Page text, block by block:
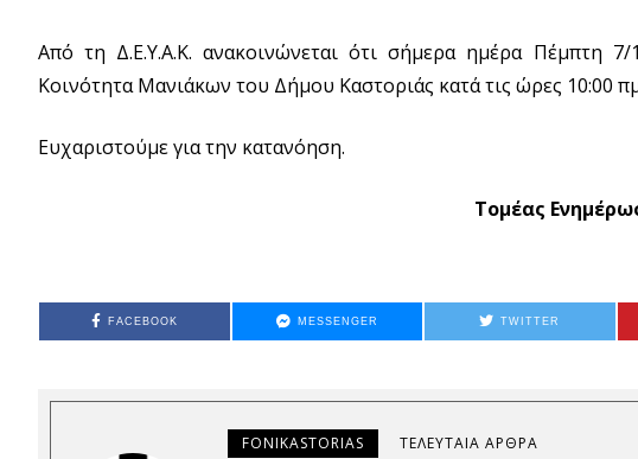
1
/
2
Από τη Δ.Ε.Υ.Α.Κ. ανακοινώνεται ότι σήμερα ημέρα Πέμπτη
Κοινότητα Μανιάκων του Δήμου Καστοριάς κατά τις ώρες 10:00
Ευχαριστούμε για την κατανόηση.
Τομέας
FACEBOOK MESSENGER TWITTER
FONIKASTORIAS ΤΕΛΕΥΤΑΊΑ ΆΡΘΡΑ